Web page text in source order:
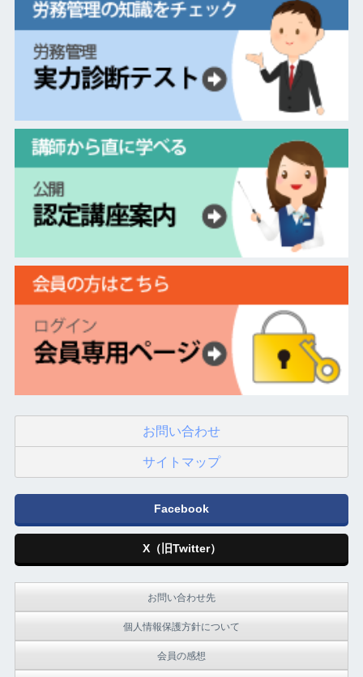
お問い合わせ
サイトマップ
Facebook
X（旧Twitter）
お問い合わせ先
個人情報保護方針について
会員の感想